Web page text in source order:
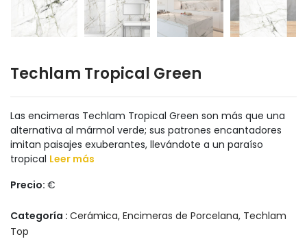
Techlam Tropical Green
Las encimeras Techlam Tropical Green son más que una
alternativa al mármol verde; sus patrones encantadores
imitan paisajes exuberantes, llevándote a un paraíso
tropical Leer más
Precio: €
Categoría : Cerámica, Encimeras de Porcelana, Techlam
Top